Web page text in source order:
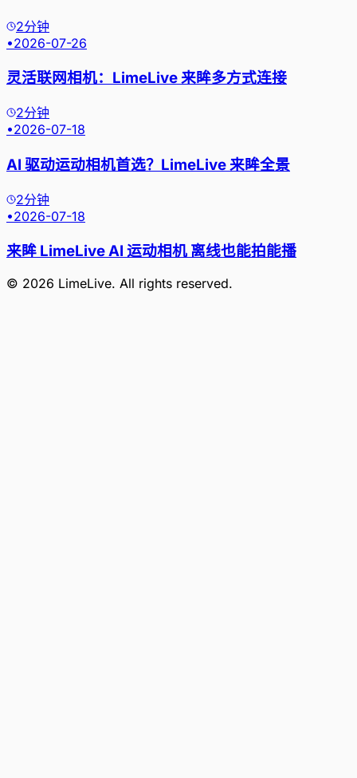
2分钟
•2026-07-26
灵活联网相机：LimeLive 来眸多方式连接
2分钟
•2026-07-18
AI 驱动运动相机首选？LimeLive 来眸全景
2分钟
•2026-07-18
来眸 LimeLive AI 运动相机 离线也能拍能播
© 2026 LimeLive. All rights reserved.